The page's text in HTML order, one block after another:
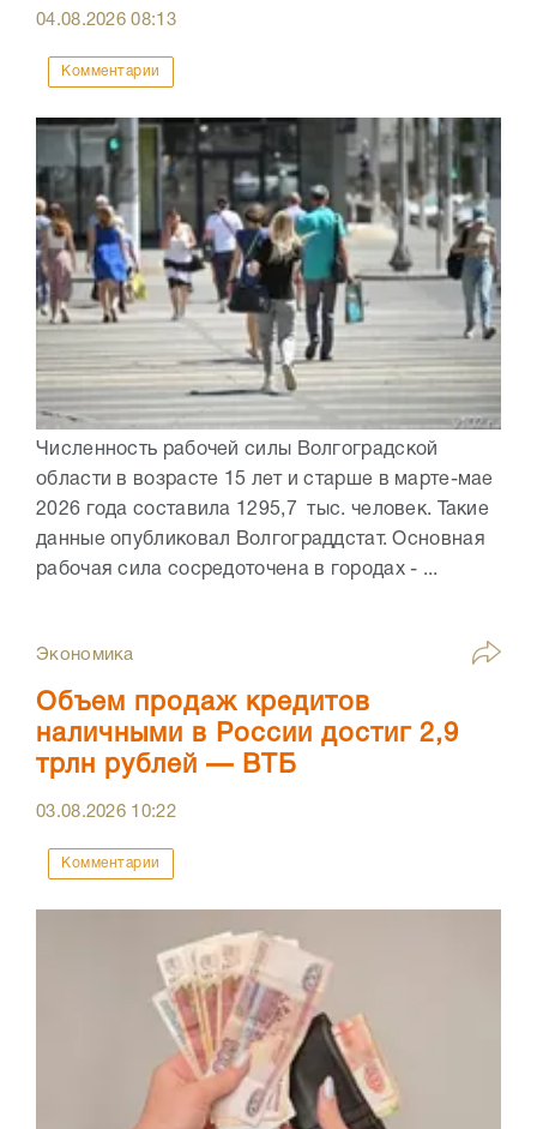
04.08.202608:13
Комментарии
Численность рабочей силы Волгоградской
области в возрасте 15 лет и старше в марте-мае
2026 года составила 1295,7 тыс. человек. Такие
данные опубликовал Волгограддстат. Основная
рабочая сила сосредоточена в городах - ...
Экономика
Объем продаж кредитов
наличными в России достиг 2,9
трлн рублей — ВТБ
03.08.2026 10:22
Комментарии